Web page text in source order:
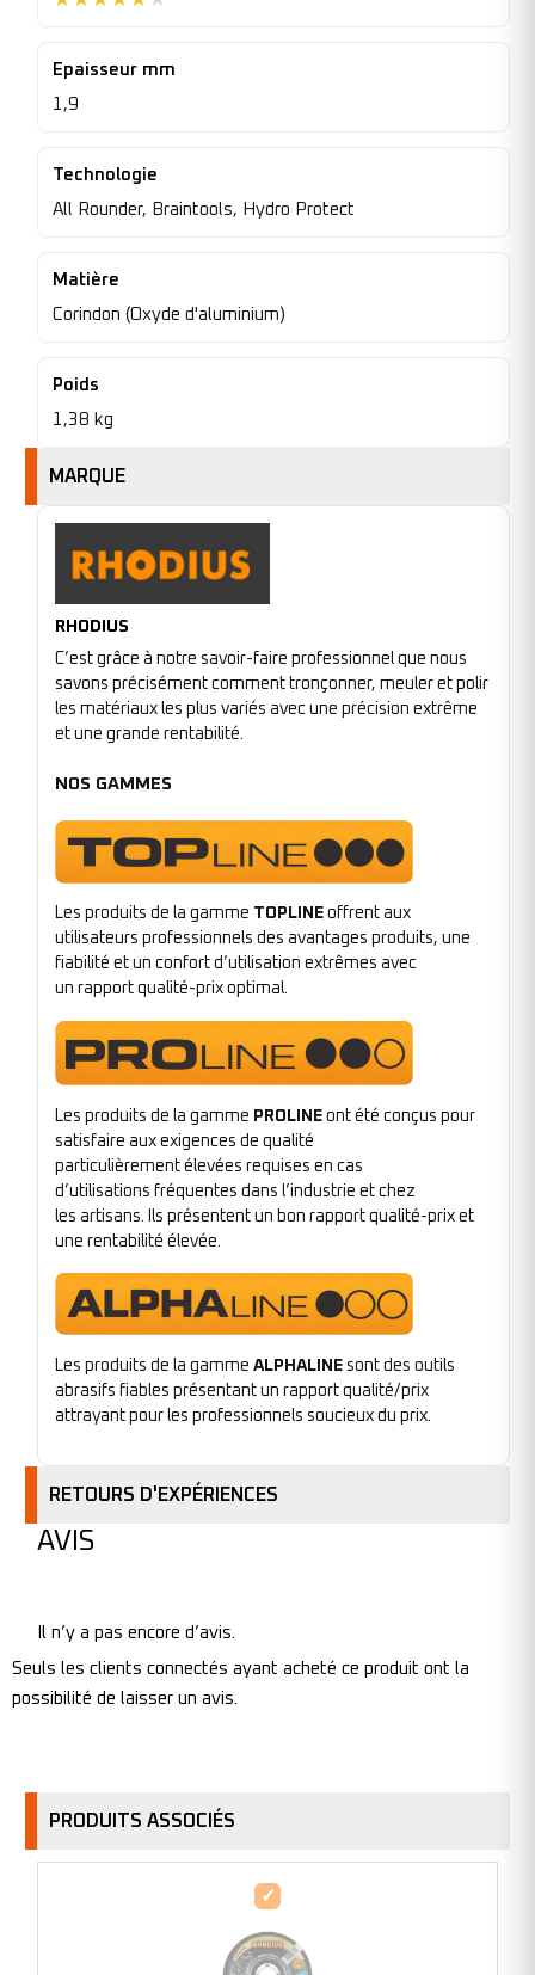
Epaisseur mm
1,9
Technologie
All Rounder, Braintools, Hydro Protect
Matière
Corindon (Oxyde d'aluminium)
Poids
1,38 kg
MARQUE
RHODIUS
C’est grâce à notre savoir-faire professionnel que nous
savons précisément comment tronçonner, meuler et polir
les matériaux les plus variés avec une précision extrême
et une grande rentabilité.
NOS GAMMES
Les produits de la gamme TOPLINE offrent aux
utilisateurs professionnels des avantages produits, une
fiabilité et un confort d’utilisation extrêmes avec
un rapport qualité-prix optimal.
Les produits de la gamme PROLINE ont été conçus pour
satisfaire aux exigences de qualité
particulièrement élevées requises en cas
d’utilisations fréquentes dans l’industrie et chez
les artisans. Ils présentent un bon rapport qualité-prix et
une rentabilité élevée.
Les produits de la gamme ALPHALINE sont des outils
abrasifs fiables présentant un rapport qualité/prix
attrayant pour les professionnels soucieux du prix.
RETOURS D'EXPÉRIENCES
AVIS
Il n’y a pas encore d’avis.
Seuls les clients connectés ayant acheté ce produit ont la
possibilité de laisser un avis.
PRODUITS ASSOCIÉS
Meule
ébarber